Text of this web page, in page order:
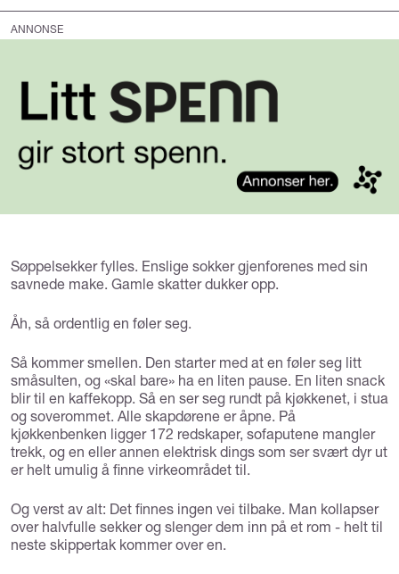
ANNONSE
Søppelsekker fylles. Enslige sokker gjenforenes med sin
savnede make. Gamle skatter dukker opp.
Åh, så ordentlig en føler seg.
Så kommer smellen. Den starter med at en føler seg litt
småsulten, og «skal bare» ha en liten pause. En liten snack
blir til en kaffekopp. Så en ser seg rundt på kjøkkenet, i stua
og soverommet. Alle skapdørene er åpne. På
kjøkkenbenken ligger 172 redskaper, sofaputene mangler
trekk, og en eller annen elektrisk dings som ser svært dyr ut
er helt umulig å finne virkeområdet til.
Og verst av alt: Det finnes ingen vei tilbake. Man kollapser
over halvfulle sekker og slenger dem inn på et rom - helt til
neste skippertak kommer over en.